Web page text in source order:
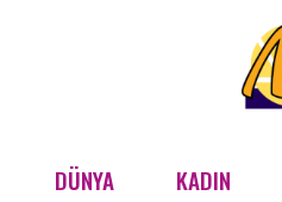
DÜNYA KADIN